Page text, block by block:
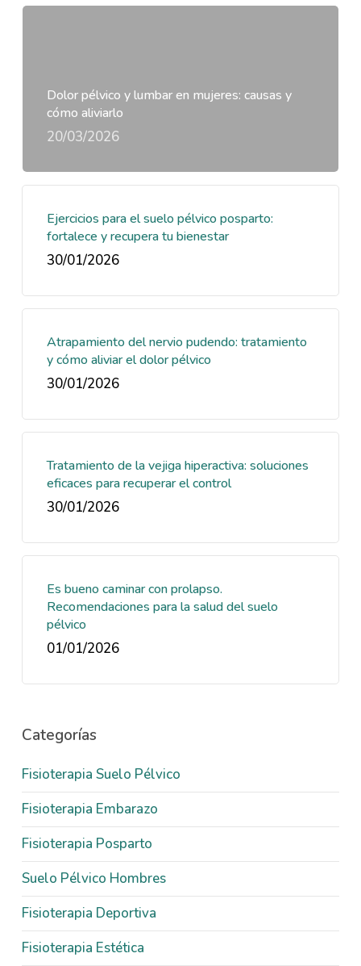
Dolor pélvico y lumbar en mujeres: causas y
cómo aliviarlo
20/03/2026
Ejercicios para el suelo pélvico posparto:
fortalece y recupera tu bienestar
30/01/2026
Atrapamiento del nervio pudendo: tratamiento
y cómo aliviar el dolor pélvico
30/01/2026
Tratamiento de la vejiga hiperactiva: soluciones
eficaces para recuperar el control
30/01/2026
Es bueno caminar con prolapso.
Recomendaciones para la salud del suelo
pélvico
01/01/2026
Categorías
Fisioterapia Suelo Pélvico
Fisioterapia Embarazo
Fisioterapia Posparto
Suelo Pélvico Hombres
Fisioterapia Deportiva
Fisioterapia Estética